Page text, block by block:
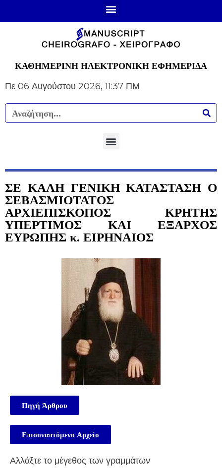
ΚΑΘΗΜΕΡΙΝΗ ΗΛΕΚΤΡΟΝΙΚΗ ΕΦΗΜΕΡΙΔΑ
Πε 06 Αυγούστου 2026, 11:37 ΠΜ
ΣΕ ΚΑΛΗ ΓΕΝΙΚΗ ΚΑΤΑΣΤΑΣΗ Ο
ΣΕΒΑΣΜΙΟΤΑΤΟΣ
ΑΡΧΙΕΠΙΣΚΟΠΟΣ ΚΡΗΤΗΣ
ΥΠΕΡΤΙΜΟΣ ΚΑΙ ΕΞΑΡΧΟΣ
ΕΥΡΩΠΗΣ κ. ΕΙΡΗΝΑΙΟΣ
Πηγή Άρθρου
Επισυναπτόμενο Αρχείο
Αλλάξτε το μέγεθος των γραμμάτων